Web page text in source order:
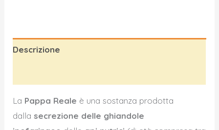
Descrizione
La Pappa Reale è una sostanza prodotta
dallasecrezione delle ghiandole